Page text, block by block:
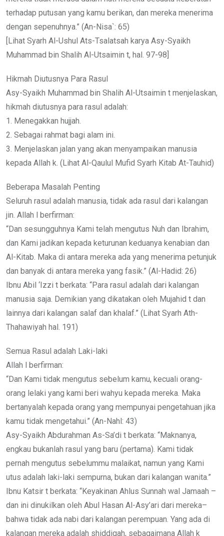
terhadap putusan yang kamu berikan, dan mereka menerima
dengan sepenuhnya.” (An-Nisa`: 65)
[Lihat Syarh Al-Ushul Ats-Tsalatsah karya Asy-Syaikh
Muhammad bin Shalih Al-Utsaimin t, hal. 97-98]
Hikmah Diutusnya Para Rasul
Asy-Syaikh Muhammad bin Shalih Al-Utsaimin t menjelaskan,
hikmah diutusnya para rasul adalah:
1. Menegakkan hujjah.
2. Sebagai rahmat bagi alam ini.
3. Menjelaskan jalan yang akan menyampaikan manusia
kepada Allah k. (Lihat Al-Qaulul Mufid Syarh Kitab At-Tauhid)
Beberapa Masalah Penting
Seluruh rasul adalah manusia, tidak ada rasul dari kalangan
jin. Allah l berfirman:
“Dan sesungguhnya Kami telah mengutus Nuh dan Ibrahim,
dan Kami jadikan kepada keturunan keduanya kenabian dan
Al-Kitab. Maka di antara mereka ada yang menerima petunjuk
dan banyak di antara mereka yang fasik.” (Al-Hadid: 26)
Ibnu Abil ‘Izzi t berkata: “Para rasul adalah dari kalangan
manusia saja. Demikian yang dikatakan oleh Mujahid t dan
lainnya dari kalangan salaf dan khalaf.” (Lihat Syarh Ath-
Thahawiyah hal. 191)
Semua Rasul adalah Laki-laki
Allah l berfirman:
“Dan Kami tidak mengutus sebelum kamu, kecuali orang-
orang lelaki yang kami beri wahyu kepada mereka. Maka
bertanyalah kepada orang yang mempunyai pengetahuan jika
kamu tidak mengetahui.” (An-Nahl: 43)
Asy-Syaikh Abdurahman As-Sa’di t berkata: “Maknanya,
engkau bukanlah rasul yang baru (pertama). Kami tidak
pernah mengutus sebelummu malaikat, namun yang Kami
utus adalah laki-laki sempurna, bukan dari kalangan wanita.”
Ibnu Katsir t berkata: “Keyakinan Ahlus Sunnah wal Jamaah –
dan ini dinukilkan oleh Abul Hasan Al-Asy’ari dari mereka–
bahwa tidak ada nabi dari kalangan perempuan. Yang ada di
kalangan mereka adalah shiddiqah, sebagaimana Allah k